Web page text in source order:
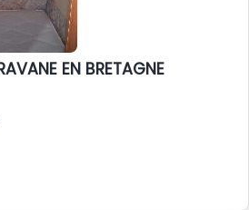
EN BRETAGNE